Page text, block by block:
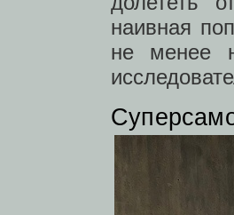
наивная
не менее